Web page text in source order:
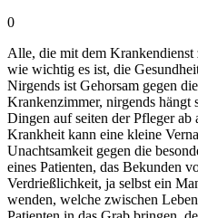
0
Alle, die mit dem Krankendienst
wie wichtig es ist, die
Nirgends ist Gehorsam gegen
Krankenzimmer, nirgends hängt
Dingen auf seiten der Pfleger ab
Krankheit kann eine kleine
Unachtsamkeit gegen die
eines Patienten, das Bekunden
Verdrießlichkeit, ja selbst ein
wenden, welche zwischen